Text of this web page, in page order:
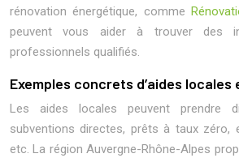
rénovation énergétique, comme
peuvent vous aider à trouver des
professionnels qualifiés.
Exemples concrets d’aides locales
Les aides locales peuvent prendre
subventions directes, prêts à taux zéro,
etc. La région Auvergne-Rhône-Alpes